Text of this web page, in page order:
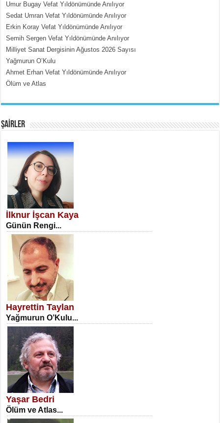
MEHMET ÇOBAN
İçerdeki Put Dışardaki Maskeler...
SATILMIŞ ÜMİT ÇETİNKAYA
Erkenlik...
NECLA DİLEK ARSLAN
Öğretmenler Günü Mahkemesi...
İSA KARATEPE
Ekranlar Arasında Kaybolan İnsan...
Umur Bugay Vefat Yıldönümünde Anılıyor
Sedat Umran Vefat Yıldönümünde Anılıyor
Erkin Koray Vefat Yıldönümünde Anılıyor
Semih Sergen Vefat Yıldönümünde Anılıyor
Milliyet Sanat Dergisinin Ağustos 2026 Sayısı
Yağmurun O’Kulu
Ahmet Erhan Vefat Yıldönümünde Anılıyor
Ölüm ve Atlas
ŞAİRLER
İlknur İşcan Kaya
Günün Rengi...
Hayrettin Taylan
Yağmurun O’Kulu...
Yaşar Bedri
Ölüm ve Atlas...